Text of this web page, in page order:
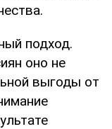
подход.
оно не
выгоды от